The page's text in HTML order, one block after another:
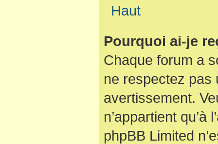
Haut
Pourquoi ai-je
Chaque forum a
ne respectez pas
avertissement.
n’appartient
phpBB Limited